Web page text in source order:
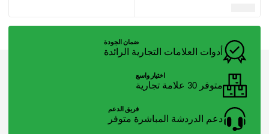
ضمان الجودة
أدوات العلامات التجارية الرائدة
اختيار واسع
متوفر 30 علامة تجارية
فريق الدعم
دعم الدردشة المباشرة متوفر